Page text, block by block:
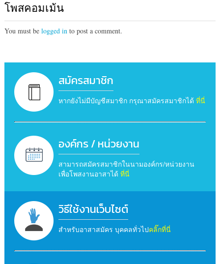
โพสคอมเม้น
You must be logged into post a comment.
สมัครสมาชิก
หากยังไม่มีบัญชีสมาชิก กรุณาสมัครสมาชิกได้ ที่นี่
องค์กร / หน่วยงาน
สามารถสมัครสมาชิกในนามองค์กร/หน่วยงาน
เพื่อโพสงานอาสาได้ ที่นี่
วิธีใช้งานเว็บไซต์
สำหรับอาสาสมัคร บุคคลทั่วไปคลิ๊กที่นี่